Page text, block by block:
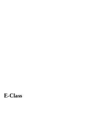
E-Class